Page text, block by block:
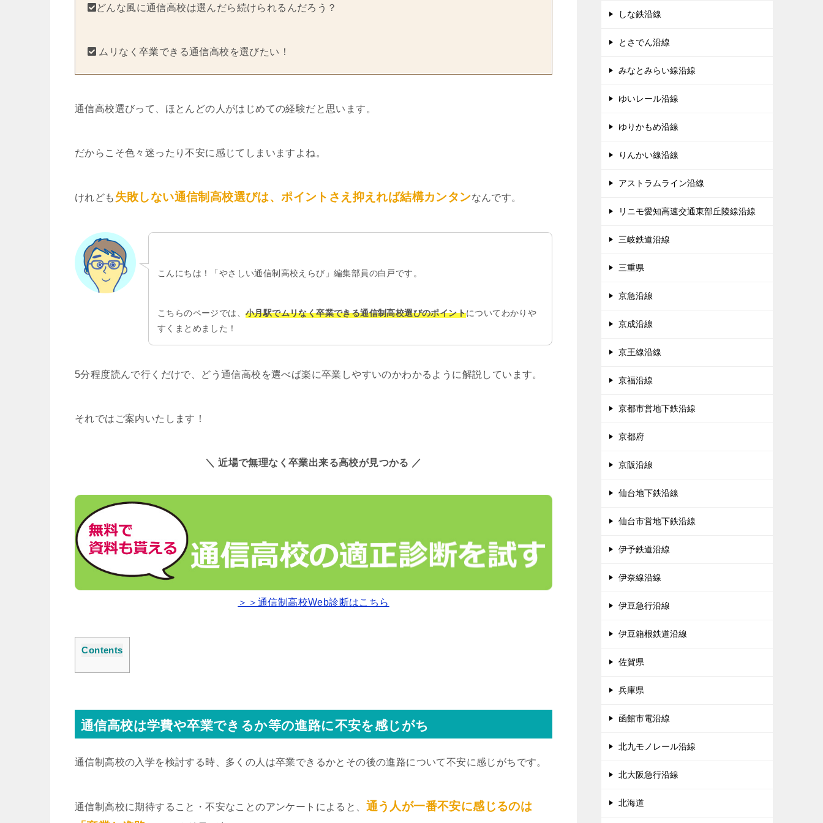
どんな風に通信高校は選んだら続けられるんだろう？
ムリなく卒業できる通信高校を選びたい！
通信高校選びって、ほとんどの人がはじめての経験だと思います。
だからこそ色々迷ったり不安に感じてしまいますよね。
けれども 失敗しない通信制高校選びは、ポイントさえ抑えれば結構カンタンなんです。
こんにちは！「やさしい通信制高校えらび」編集部員の白戸です。
こちらのページでは、 小月駅でムリなく卒業できる通信制高校選びのポイントについてわかりや
すくまとめました！
5分程度読んで行くだけで、どう通信高校を選べば楽に卒業しやすいのかわかるように解説しています。
それではご案内いたします！
＼ 近場で無理なく卒業出来る高校が見つかる ／
＞＞通信制高校Web診断はこちら
Contents
通信高校は学費や卒業できるか等の進路に不安を感じがち
通信制高校の入学を検討する時、多くの人は卒業できるかとその後の進路について不安に感じがちです。
通信制高校に期待すること・不安なことのアンケートによると、 通う人が一番不安に感じるのは
しな鉄沿線
とさでん沿線
みなとみらい線沿線
ゆいレール沿線
ゆりかもめ沿線
りんかい線沿線
アストラムライン沿線
リニモ愛知高速交通東部丘陵線沿線
三岐鉄道沿線
三重県
京急沿線
京成沿線
京王線沿線
京福沿線
京都市営地下鉄沿線
京都府
京阪沿線
仙台地下鉄沿線
仙台市営地下鉄沿線
伊予鉄道沿線
伊奈線沿線
伊豆急行沿線
伊豆箱根鉄道沿線
佐賀県
兵庫県
函館市電沿線
北九モノレール沿線
北大阪急行沿線
北海道